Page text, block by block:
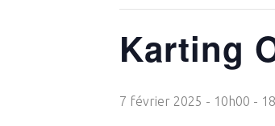
Karting
7 février 2025 - 10h00 -